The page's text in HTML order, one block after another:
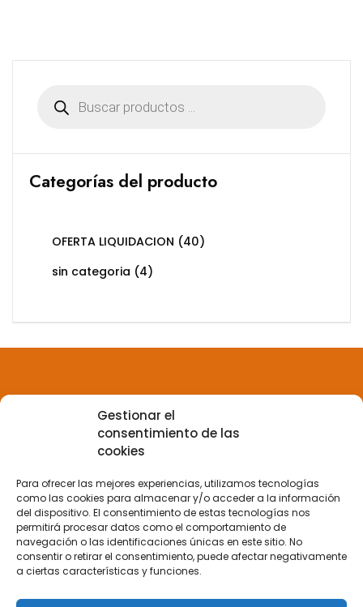
Gestionar el
consentimiento de las
cookies
Para ofrecer las mejores experiencias, utilizamos tecnologías
como las cookies para almacenar y/o acceder a la información
del dispositivo. El consentimiento de estas tecnologías nos
permitirá procesar datos como el comportamiento de
navegación o las identificaciones únicas en este sitio. No
consentir o retirar el consentimiento, puede afectar negativamente
a ciertas características y funciones.
productos
Categorías del producto
OFERTA LIQUIDACION (40)
sin categoria (4)
Política de privacidad
Política de Cookies
Terminos y condiciones